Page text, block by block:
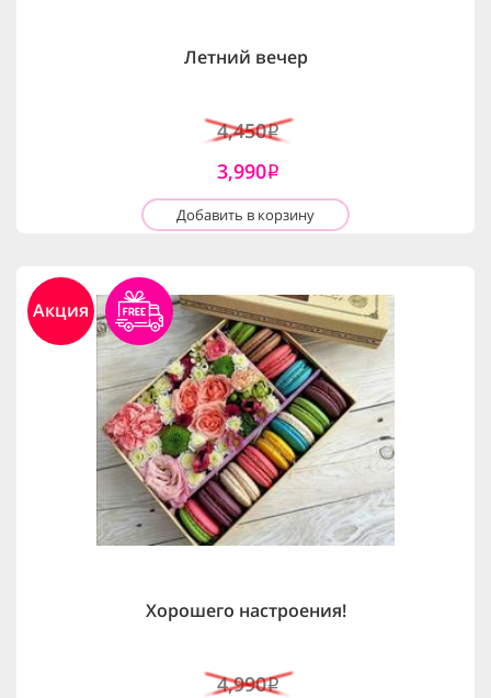
Летний вечер
4,450i
3,990i
Добавить в корзину
Акция
Хорошего настроения!
4,990i